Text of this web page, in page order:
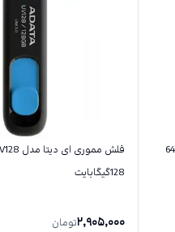
فلش مموری ای دیتا مدل UC300 ظرفیت 64
128گیگابایت
2,905,000تومان